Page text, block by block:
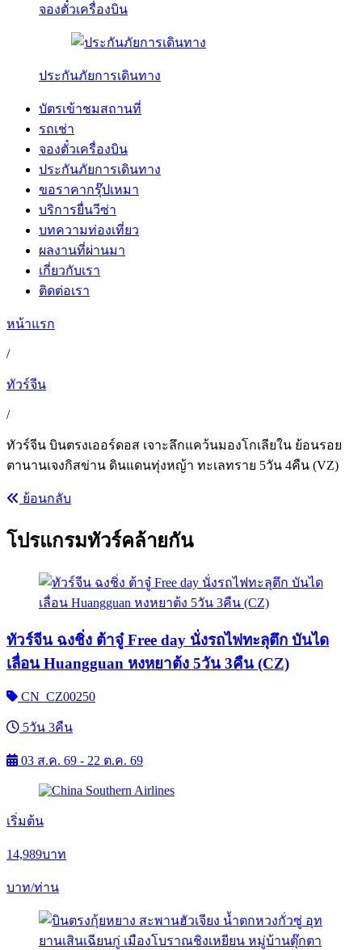
จองตั๋วเครื่องบิน
ประกันภัยการเดินทาง
บัตรเข้าชมสถานที่
รถเช่า
จองตั๋วเครื่องบิน
ประกันภัยการเดินทาง
ขอราคากรุ๊ปเหมา
บริการยื่นวีซ่า
บทความท่องเที่ยว
ผลงานที่ผ่านมา
เกี่ยวกับเรา
ติดต่อเรา
หน้าแรก
/
ทัวร์จีน
/
ทัวร์จีน บินตรงเออร์ดอส เจาะลึกแคว้นมองโกเลียใน ย้อนรอย
ตานานเจงกิสข่าน ดินแดนทุ่งหญ้า ทะเลทราย 5วัน 4คืน (VZ)
ย้อนกลับ
โปรแกรมทัวร์คล้ายกัน
ทัวร์จีน ฉงชิ่ง ต้าจู๋ Free day นั่งรถไฟทะลุตึก บันได
เลื่อน Huangguan หงหยาต้ง 5วัน 3คืน (CZ)
CN_CZ00250
5วัน 3คืน
03 ส.ค. 69 - 22 ต.ค. 69
เริ่มต้น
14,989บาท
บาท/ท่าน